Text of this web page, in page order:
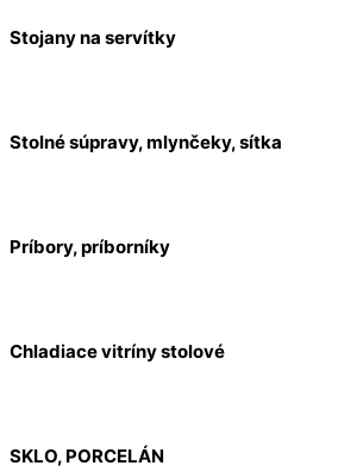
Stojany na servítky
Stolné súpravy, mlynčeky, sítka
Príbory, príborníky
Chladiace vitríny stolové
SKLO, PORCELÁN